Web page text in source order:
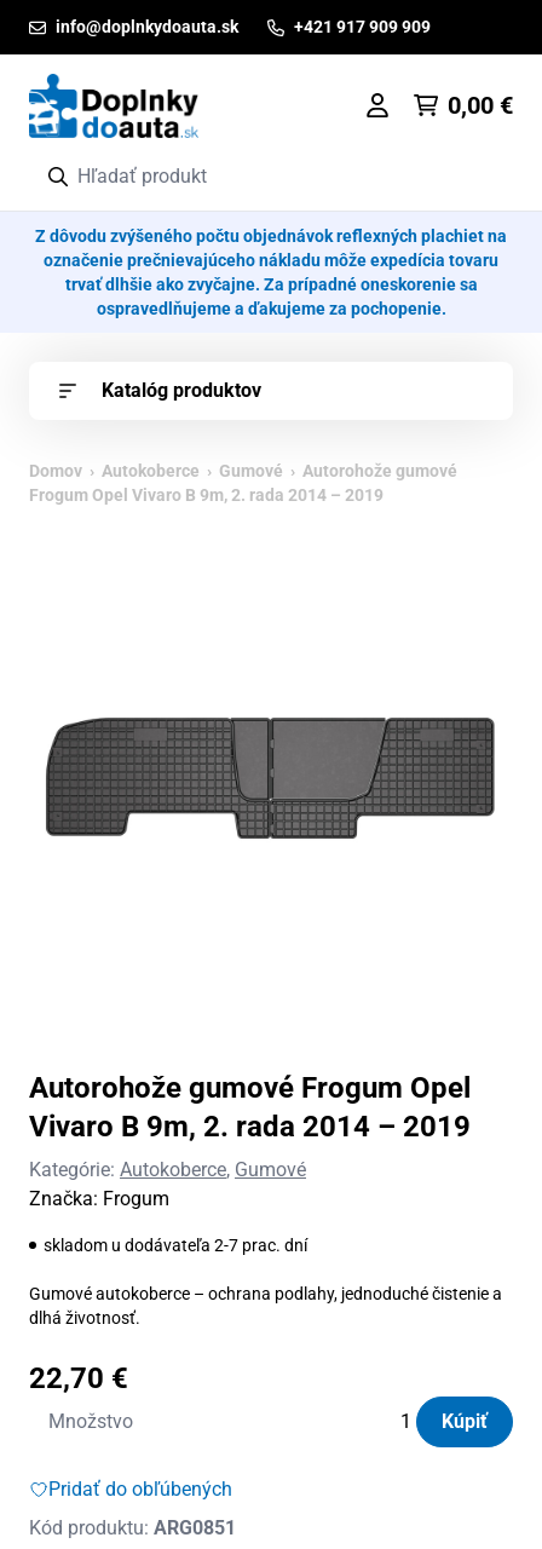
info@doplnkydoauta.sk +421 917 909 909
0,00 €
Z dôvodu zvýšeného počtu objednávok reflexných plachiet na
označenie prečnievajúceho nákladu môže expedícia tovaru
trvať dlhšie ako zvyčajne. Za prípadné oneskorenie sa
ospravedlňujeme a ďakujeme za pochopenie.
Katalóg produktov
Domov › Autokoberce › Gumové › Autorohože gumové
Frogum Opel Vivaro B 9m, 2. rada 2014 – 2019
Autorohože gumové Frogum Opel
Vivaro B 9m, 2. rada 2014 – 2019
Kategórie: Autokoberce, Gumové
Značka: Frogum
skladom u dodávateľa 2-7 prac. dní
Gumové autokoberce – ochrana podlahy, jednoduché čistenie a
dlhá životnosť.
22,70 €
Množstvo
množstvo
gumové
Opel
Kúpiť
Pridať do obľúbených
Kód produktu: ARG0851